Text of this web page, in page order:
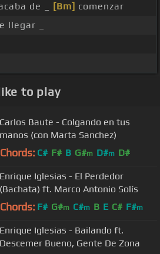
de _ [Bm] comenzar
llegar _
to play
Carlos Baute - Colgando en tus
manos (con Marta Sanchez)
Chords: C# F# B G#m D#m D#
Enrique Iglesias - El Perdedor
(Bachata) ft. Marco Antonio Solís
Chords: F# G#m C#m B E C# F#m
Enrique Iglesias - Bailando ft.
Descemer Bueno, Gente De Zona